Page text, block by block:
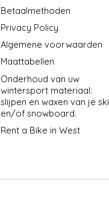
Betaalmethoden
Privacy Policy
Algemene voorwaarden
Maattabellen
Onderhoud van uw
wintersport materiaal:
slijpen en waxen van je
en/of snowboard.
Rent a Bike in West